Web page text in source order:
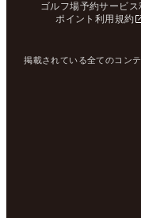
ゴルフ場予約サービス
ポイント利用規約
掲載されている全てのコン